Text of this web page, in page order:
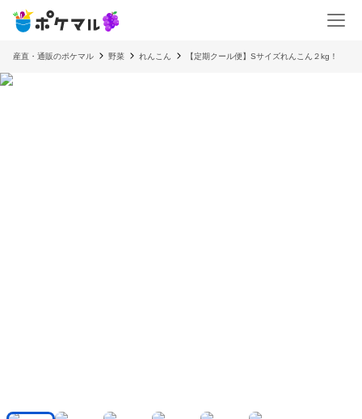
産直・通販のポケマル 野菜 れんこん 【定期クール便】Sサイズれんこん２kg！